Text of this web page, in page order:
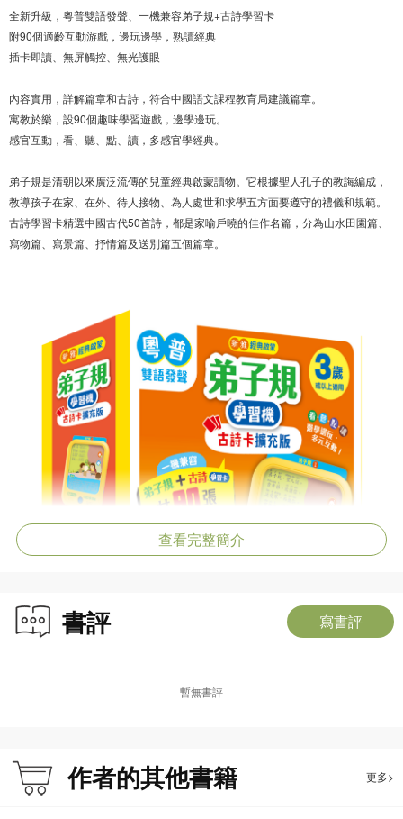
全新升級，粵普雙語發聲、一機兼容弟子規+古詩學習卡
附90個適齡互動游戲，邊玩邊學，熟讀經典
插卡即讀、無屏觸控、無光護眼
內容實用，詳解篇章和古詩，符合中國語文課程教育局建議篇章。
寓教於樂，設90個趣味學習遊戲，邊學邊玩。
感官互動，看、聽、點、讀，多感官學經典。
弟子規是清朝以來廣泛流傳的兒童經典啟蒙讀物。它根據聖人孔子的教誨編成，
教導孩子在家、在外、待人接物、為人處世和求學五方面要遵守的禮儀和規範。
古詩學習卡精選中國古代50首詩，都是家喻戶曉的佳作名篇，分為山水田園篇、
寫物篇、寫景篇、抒情篇及送別篇五個篇章。
查看完整簡介
書評 寫書評
暫無書評
作者的其他書籍 更多>